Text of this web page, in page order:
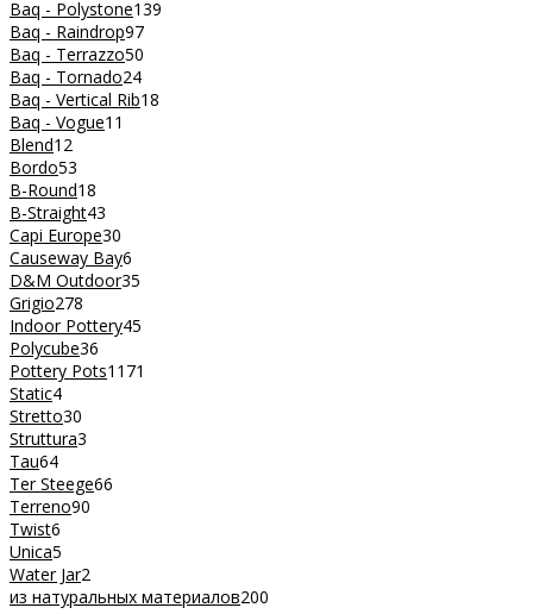
Baq - Polystone139
Baq - Raindrop97
Baq - Terrazzo50
Baq - Tornado24
Baq - Vertical Rib18
Baq - Vogue11
Blend12
Bordo53
B-Round18
B-Straight43
Capi Europe30
Causeway Bay6
D&M Outdoor35
Grigio278
Indoor Pottery45
Polycube36
Pottery Pots1171
Static4
Stretto30
Struttura3
Tau64
Ter Steege66
Terreno90
Twist6
Unica5
Water Jar2
из натуральных материалов200